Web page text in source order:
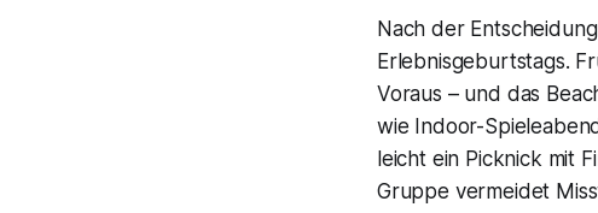
Nach der
Erlebnisgeburtstags.
Voraus – und das
wie Indoor-
leicht ein Picknick mit
Gruppe vermeidet